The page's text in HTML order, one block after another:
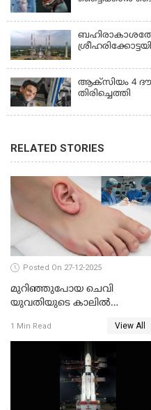
ആക്‌സിയം 4
തിരിച്ചെത്തി
RELATED STORIES
Posted On 27-12-2025
മുറിഞ്ഞുപോയ ചെവി
യുവതിയുടെ കാലിൽ
ശേഷം യഥാസ്ഥാനത്ത്
തുന്നിച്ചേർത്തു ചൈനീസ്
1 Min Read View All